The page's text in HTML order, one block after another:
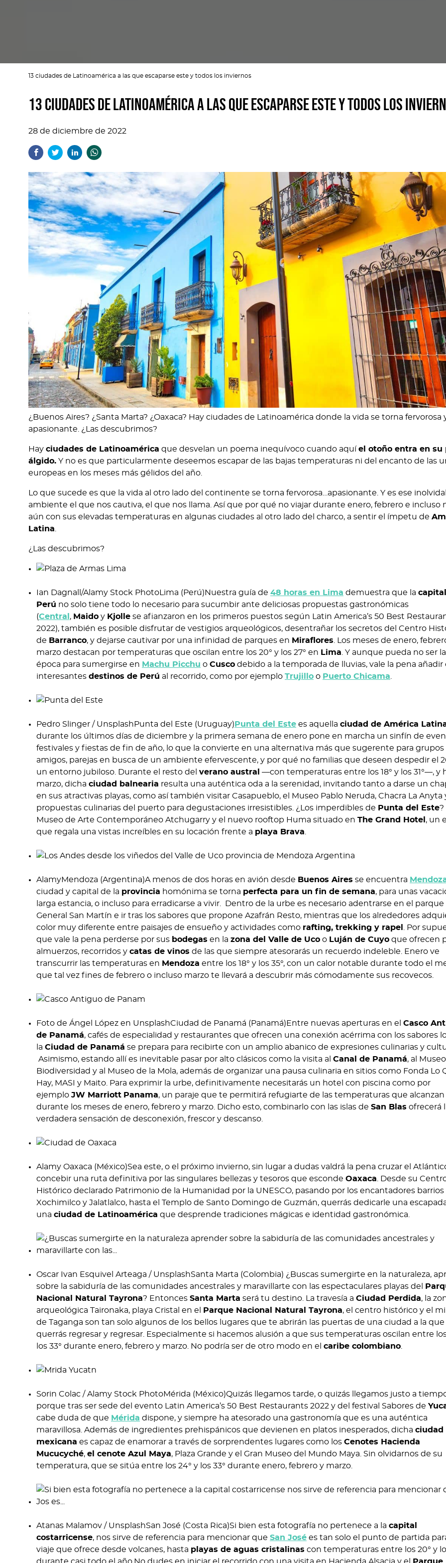
13 ciudades de Latinoamérica a las que escaparse este y todos los inviernos
13 ciudades de Latinoamérica a las que escaparse este y todos los
28 de diciembre de 2022
¿Buenos Aires? ¿Santa Marta? ¿Oaxaca? Hay ciudades de Latinoamérica donde la vida se torna fervorosa
apasionante. ¿Las descubrimos?
Hay ciudades de Latinoamérica que desvelan un poema inequívoco cuando aquí el otoño entra en su
álgido. Y no es que particularmente deseemos escapar de las bajas temperaturas ni del encanto de las
europeas en los meses más gélidos del año.
Lo que sucede es que la vida al otro lado del continente se torna fervorosa…apasionante. Y es ese
ambiente el que nos cautiva, el que nos llama. Así que por qué no viajar durante enero, febrero e incluso
aún con sus elevadas temperaturas en algunas ciudades al otro lado del charco, a sentir el ímpetu de
Latina
¿Las descubrimos?
Ian Dagnall/Alamy Stock PhotoLima (Perú)Nuestra guía de 48 horas en Lima demuestra que la
Perú no solo tiene todo lo necesario para sucumbir ante deliciosas propuestas gastronómicas
(Central , Maido y Kjolle se afianzaron en los primeros puestos según Latin America’s 50 Best
2022), también es posible disfrutar de vestigios arqueológicos, desentrañar los secretos del Centro
de Barranco, y dejarse cautivar por una infinidad de parques en Miraflores . Los meses de enero,
marzo destacan por temperaturas que oscilan entre los 20° y los 27° en Lima . Y aunque pueda no ser
época para sumergirse en Machu Picchu o Cusco debido a la temporada de lluvias, vale la pena añadir
interesantes destinos de Perú al recorrido, como por ejemplo Trujillo o Puerto Chicama
Pedro Slinger / UnsplashPunta del Este (Uruguay) Punta del Este es aquella ciudad de América
durante los últimos días de diciembre y la primera semana de enero pone en marcha un sinfín de
festivales y fiestas de fin de año, lo que la convierte en una alternativa más que sugerente para grupos
amigos, parejas en busca de un ambiente efervescente, y por qué no familias que deseen despedir el
un entorno jubiloso. Durante el resto del verano austral
—con temperaturas entre los 18° y los 31°—, y
marzo, dicha ciudad balnearia resulta una auténtica oda a la serenidad, invitando tanto a darse un
en sus atractivas playas, como así también visitar Casapueblo, el Museo Pablo Neruda, Chacra La Anyta
propuestas culinarias del puerto para degustaciones irresistibles. ¿Los imperdibles de Punta del Este?
Museo de Arte Contemporáneo Atchugarry y el nuevo rooftop Huma situado en The Grand Hotel , un
que regala una vistas increíbles en su locación frente a playa Brava
AlamyMendoza (Argentina)A menos de dos horas en avión desde Buenos Aires se encuentra
ciudad y capital de la provincia homónima se torna perfecta para un fin de semana, para unas
larga estancia, o incluso para erradicarse a vivir. Dentro de la urbe es necesario adentrarse en el parque
General San Martín e ir tras los sabores que propone Azafrán Resto, mientras que los alrededores
color muy diferente entre paisajes de ensueño y actividades como rafting, trekking y rapel
. Por
que vale la pena perderse por sus bodegas en la zona del Valle de Uco o Luján de Cuyo que ofrecen
almuerzos, recorridos y catas de vinos de las que siempre atesorarás un recuerdo indeleble. Enero ve
transcurrir las temperaturas en Mendoza entre los 18° y los 35°, con un calor notable durante todo el
que tal vez fines de febrero o incluso marzo te llevará a descubrir más cómodamente sus recovecos.
Foto de Ángel López en UnsplashCiudad de Panamá (Panamá)Entre nuevas aperturas en el Casco
de Panamá, cafés de especialidad y restaurantes que ofrecen una conexión acérrima con los sabores
la Ciudad de Panamá se prepara para recibirte con un amplio abanico de expresiones culinarias y
Asimismo, estando allí es inevitable pasar por alto clásicos como la visita al Canal de Panamá, al
Biodiversidad y al Museo de la Mola, además de organizar una pausa culinaria en sitios como Fonda Lo
Hay, MASI y Maito. Para exprimir la urbe, definitivamente necesitarás un hotel con piscina como por
ejemplo JW Marriott Panama, un paraje que te permitirá refugiarte de las temperaturas que alcanzan
durante los meses de enero, febrero y marzo. Dicho esto, combinarlo con las islas de San Blas ofrecerá
verdadera sensación de desconexión, frescor y descanso.
Alamy Oaxaca (México)Sea este, o el próximo invierno, sin lugar a dudas valdrá la pena cruzar el
concebir una ruta definitiva por las singulares bellezas y tesoros que esconde Oaxaca . Desde su
Histórico declarado Patrimonio de la Humanidad por la UNESCO, pasando por los encantadores barrios
Xochimilco y Jalatlalco, hasta el Templo de Santo Domingo de Guzmán, querrás dedicarle una
una ciudad de Latinoamérica que desprende tradiciones mágicas e identidad gastronómica.
Oscar Ivan Esquivel Arteaga / UnsplashSanta Marta (Colombia) ¿Buscas sumergirte en la naturaleza,
sobre la sabiduría de las comunidades ancestrales y maravillarte con las espectaculares playas del
Nacional Natural Tayrona? Entonces Santa Marta será tu destino. La travesía a Ciudad Perdida, la
arqueológica Taironaka, playa Cristal en el
Parque Nacional Natural Tayrona, el centro histórico y el
de Taganga son tan solo algunos de los bellos lugares que te abrirán las puertas de una ciudad a la que
querrás regresar y regresar. Especialmente si hacemos alusión a que sus temperaturas oscilan entre
los 33° durante enero, febrero y marzo. No podría ser de otro modo en el caribe colombiano
Sorin Colac / Alamy Stock PhotoMérida (México)Quizás llegamos tarde, o quizás llegamos justo a
porque tras ser sede del evento Latin America’s 50 Best Restaurants 2022 y del festival Sabores de
cabe duda de que Mérida dispone, y siempre ha atesorado una gastronomía que es una auténtica
maravillosa. Además de ingredientes prehispánicos que devienen en platos inesperados, dicha ciudad
mexicana es capaz de enamorar a través de sorprendentes lugares como los Cenotes Hacienda
Mucucyché, el cenote Azul Maya, Plaza Grande y el Gran Museo del Mundo Maya. Sin olvidarnos de su
temperatura, que se sitúa entre los 24° y los 33° durante enero, febrero y marzo.
Atanas Malamov / UnsplashSan José (Costa Rica)Si bien esta fotografía no pertenece a la capital
costarricense, nos sirve de referencia para mencionar que San José es tan solo el punto de partida
viaje que ofrece desde volcanes, hasta playas de aguas cristalinas con temperaturas entre los 20° y
durante casi todo el año.No dudes en iniciar el recorrido con una visita en Hacienda Alsacia y el
Parque